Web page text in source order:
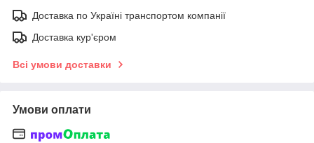
Доставка по Україні транспортом компанії
Доставка кур'єром
Всі умови доставки
Умови оплати